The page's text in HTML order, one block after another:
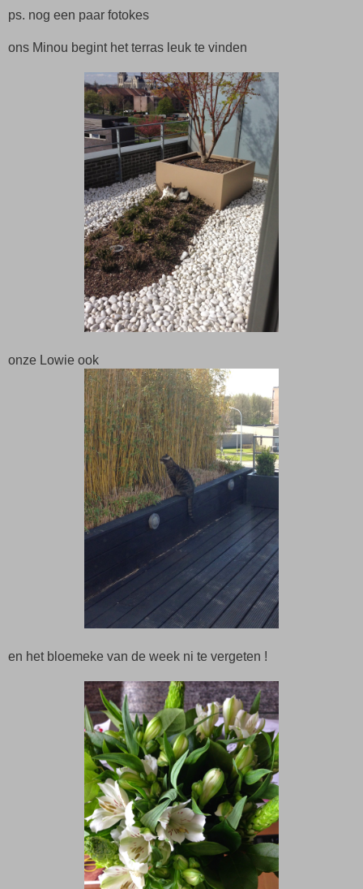
ps. nog een paar fotokes
ons Minou begint het terras leuk te vinden
onze Lowie ook
en het bloemeke van de week ni te vergeten !